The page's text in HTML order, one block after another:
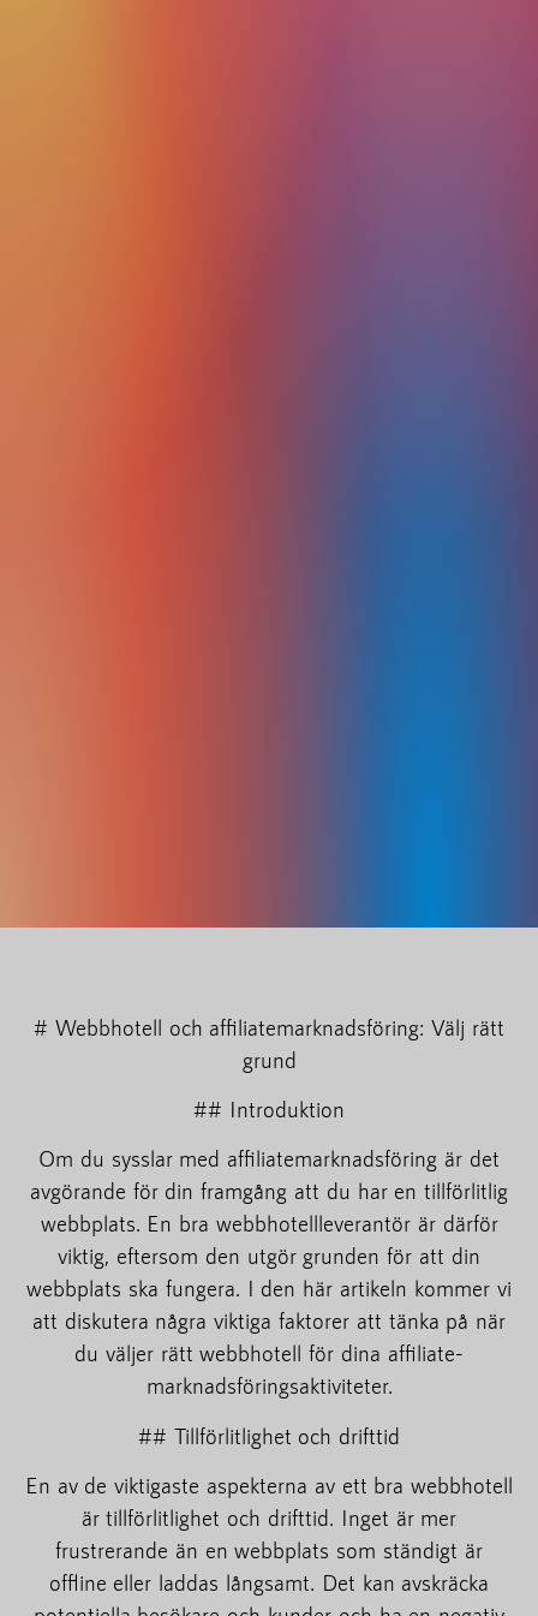
# Webbhotell och affiliatemarknadsföring: Välj rätt
grund
## Introduktion
Om du sysslar med affiliatemarknadsföring är det
avgörande för din framgång att du har en tillförlitlig
webbplats. En bra webbhotellleverantör är därför
viktig, eftersom den utgör grunden för att din
webbplats ska fungera. I den här artikeln kommer vi
att diskutera några viktiga faktorer att tänka på när
du väljer rätt webbhotell för dina affiliate-
marknadsföringsaktiviteter.
## Tillförlitlighet och drifttid
En av de viktigaste aspekterna av ett bra webbhotell
är tillförlitlighet och drifttid. Inget är mer
frustrerande än en webbplats som ständigt är
offline eller laddas långsamt. Det kan avskräcka